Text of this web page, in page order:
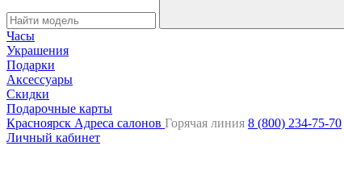
Часы
Украшения
Подарки
Аксессуары
Скидки
Подарочные карты
Красноярск Адреса салонов Горячая линия 8 (800) 234-75-70
Личный кабинет